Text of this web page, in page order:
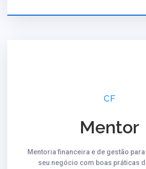
CF
Mentor
Mentoria financeira e de gestão
seu negócio com boas práticas